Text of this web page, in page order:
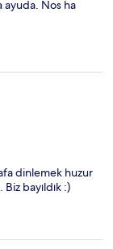
ayuda. Nos ha
dinlemek huzur
bayıldık :)